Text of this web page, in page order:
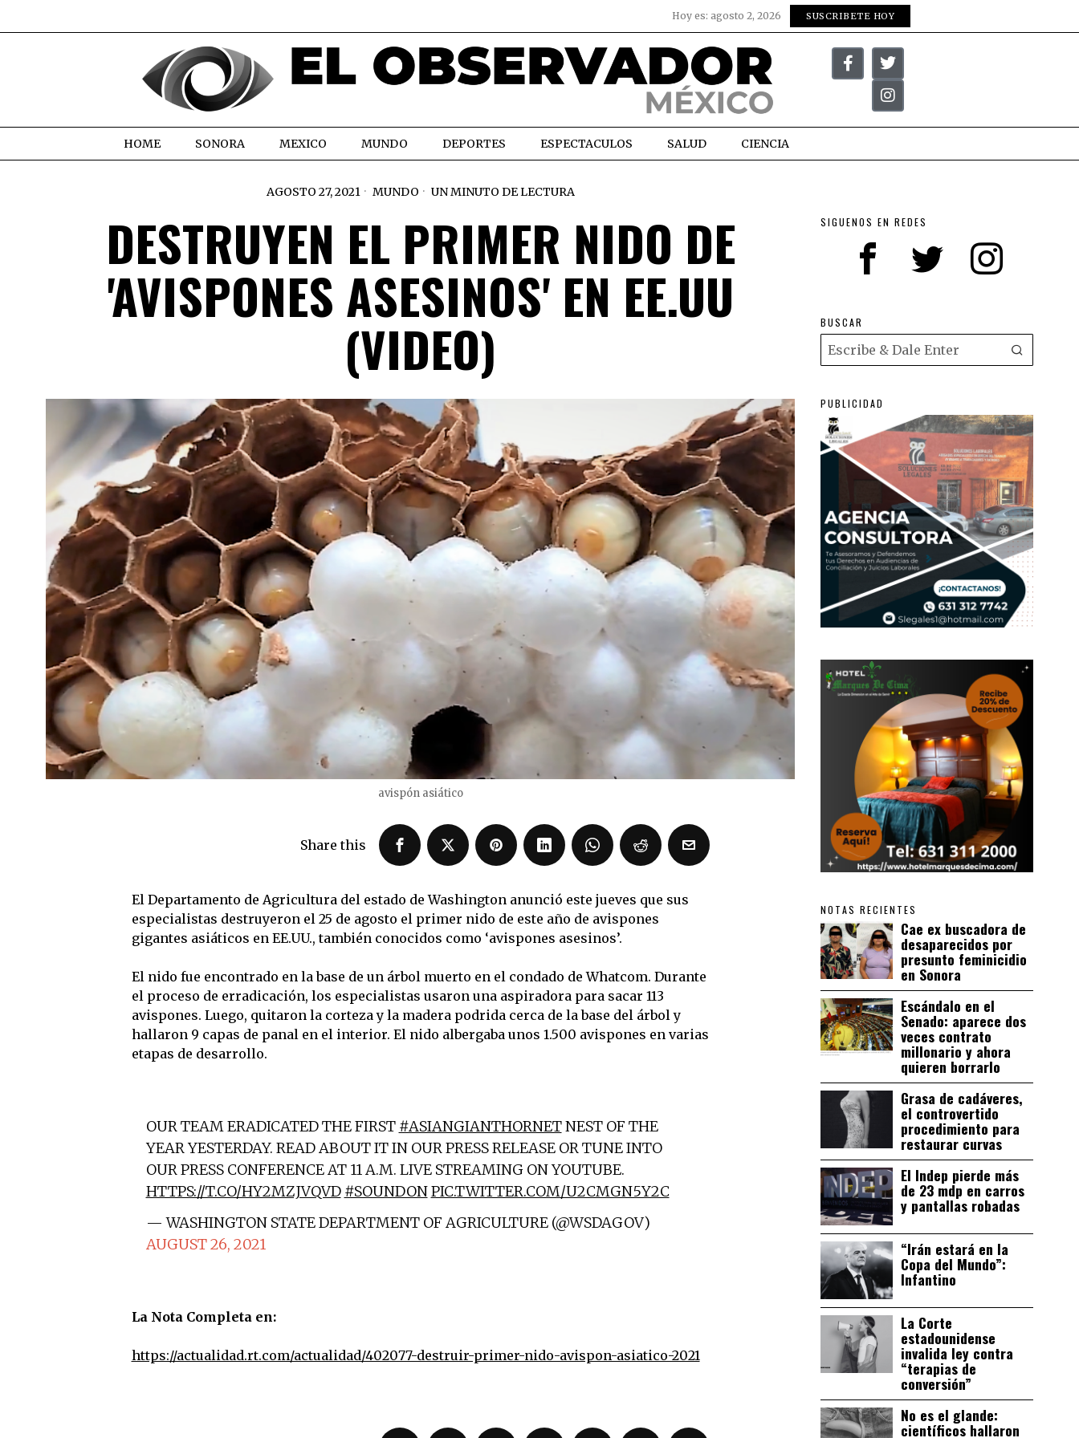
Hoy es: agosto 2, 2026 SUSCRIBETE HOY
HOME SONORA MEXICO MUNDO DEPORTES ESPECTACULOS SALUD CIENCIA
AGOSTO 27, 2021 MUNDO UN MINUTO DE LECTURA
DESTRUYEN EL PRIMER NIDO DE
'AVISPONES ASESINOS' EN EE.UU
(VIDEO)
avispón asiático
Share this
El Departamento de Agricultura del estado de Washington anunció este jueves que sus
especialistas destruyeron el 25 de agosto el primer nido de este año de avispones
gigantes asiáticos en EE.UU., también conocidos como ‘avispones asesinos’.
El nido fue encontrado en la base de un árbol muerto en el condado de Whatcom. Durante
el proceso de erradicación, los especialistas usaron una aspiradora para sacar 113
avispones. Luego, quitaron la corteza y la madera podrida cerca de la base del árbol y
hallaron 9 capas de panal en el interior. El nido albergaba unos 1.500 avispones en varias
etapas de desarrollo.
OUR TEAM ERADICATED THE FIRST #ASIANGIANTHORNETNEST OF THE
YEAR YESTERDAY. READ ABOUT IT IN OUR PRESS RELEASE OR TUNE INTO
OUR PRESS CONFERENCE AT 11 A.M. LIVE STREAMING ON YOUTUBE.
HTTPS://T.CO/HY2MZJVQVD #SOUNDONPIC.TWITTER.COM/U2CMGN5Y2C
— WASHINGTON STATE DEPARTMENT OF AGRICULTURE (@WSDAGOV)
AUGUST 26, 2021
La Nota Completa en:
https://actualidad.rt.com/actualidad/402077-destruir-primer-nido-avispon-asiatico-2021
SIGUENOS EN REDES
BUSCAR
PUBLICIDAD
NOTAS RECIENTES
Cae ex buscadora de
desaparecidos por
presunto feminicidio
en Sonora
Escándalo en el
Senado: aparece dos
veces contrato
millonario y ahora
quieren borrarlo
Grasa de cadáveres,
el controvertido
procedimiento para
restaurar curvas
El Indep pierde más
de 23 mdp en carros
y pantallas robadas
“Irán estará en la
Copa del Mundo”:
Infantino
La Corte
estadounidense
invalida ley contra
“terapias de
conversión”
No es el glande:
científicos hallaron